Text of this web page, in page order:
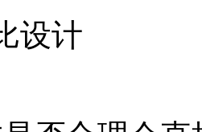
设计